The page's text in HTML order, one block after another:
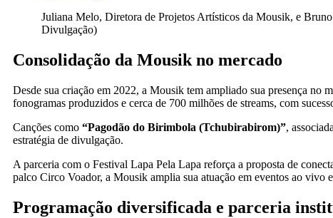
Juliana Melo, Diretora de Projetos Artísticos da Mousik, e
Divulgação)
Consolidação da Mousik no mercado
Desde sua criação em 2022, a Mousik tem ampliado sua presença no
fonogramas produzidos e cerca de 700 milhões de streams, com
Canções como “Pagodão do Birimbola (Tchubirabirom)”,
estratégia de divulgação.
A parceria com o Festival Lapa Pela Lapa reforça a proposta de
palco Circo Voador, a Mousik amplia sua atuação em eventos ao vivo
Programação diversificada e parceria